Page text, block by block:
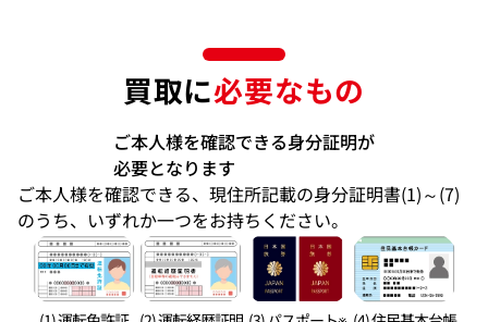
買取に必要なもの
ご本人様を確認できる身分証明が
必要となります
ご本人様を確認できる、現住所記載の身分証明書(1)～(7)
のうち、いずれか一つをお持ちください。